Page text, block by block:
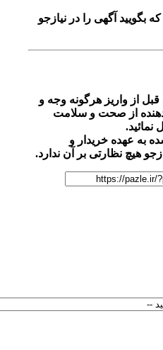
آگهی را در نیازجو
واریز هرگونه وجه و
از صحت و سلامت
عهده خریدار و
نظارتی بر آن ندارد.